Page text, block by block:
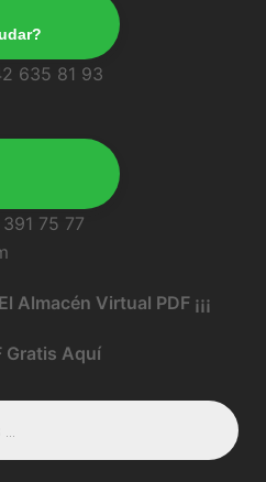
442 635 81 93
813 391 75 77
Almacén Virtual PDF ¡¡¡
Gratis Aquí